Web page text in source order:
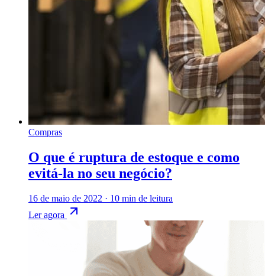
Compras
O que é ruptura de estoque e como
evitá-la no seu negócio?
16 de maio de 2022 · 10 min de leitura
Ler agora